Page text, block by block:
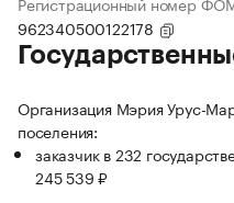
962340500122178
Организация Мэрия Урус-
поселения:
заказчик в 232
245 539 ₽